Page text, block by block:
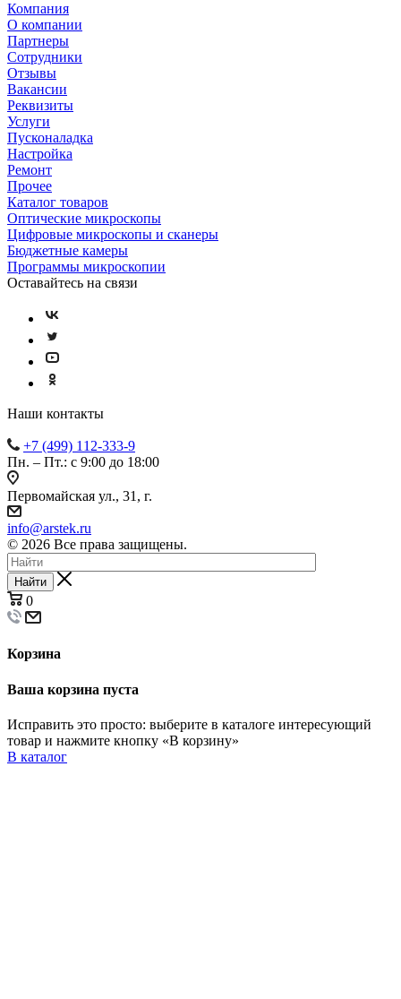
Компания
О компании
Партнеры
Сотрудники
Отзывы
Вакансии
Реквизиты
Услуги
Пусконаладка
Настройка
Ремонт
Прочее
Каталог товаров
Оптические микроскопы
Цифровые микроскопы и сканеры
Бюджетные камеры
Программы микроскопии
Оставайтесь на связи
Наши контакты
+7 (499) 112-333-9
Пн. – Пт.: с 9:00 до 18:00
Первомайская ул., 31, г.
info@arstek.ru
© 2026 Все права защищены.
Найти
0
Корзина
Ваша корзина пуста
Исправить это просто: выберите в каталоге интересующий
товар и нажмите кнопку «В корзину»
В каталог